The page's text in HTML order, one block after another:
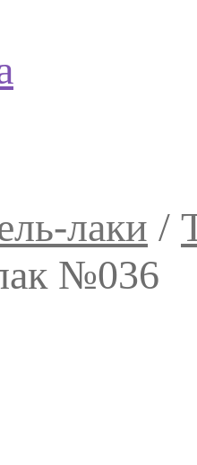
лаки /
№036